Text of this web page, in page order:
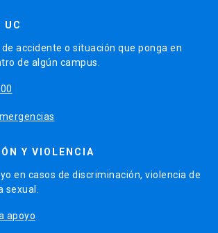
UC
accidente o situación que ponga en
de algún campus.
Y VIOLENCIA
en casos de discriminación, violencia de
sexual.
apoyo